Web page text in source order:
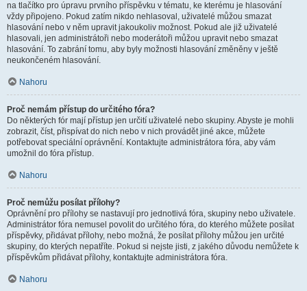
na tlačítko pro úpravu prvního příspěvku v tématu, ke kterému je hlasování
vždy připojeno. Pokud zatím nikdo nehlasoval, uživatelé můžou smazat
hlasování nebo v něm upravit jakoukoliv možnost. Pokud ale již uživatelé
hlasovali, jen administrátoři nebo moderátoři můžou upravit nebo smazat
hlasování. To zabrání tomu, aby byly možnosti hlasování změněny v ještě
neukončeném hlasování.
Nahoru
Proč nemám přístup do určitého fóra?
Do některých fór mají přístup jen určití uživatelé nebo skupiny. Abyste je mohli
zobrazit, číst, přispívat do nich nebo v nich provádět jiné akce, můžete
potřebovat speciální oprávnění. Kontaktujte administrátora fóra, aby vám
umožnil do fóra přístup.
Nahoru
Proč nemůžu posílat přílohy?
Oprávnění pro přílohy se nastavují pro jednotlivá fóra, skupiny nebo uživatele.
Administrátor fóra nemusel povolit do určitého fóra, do kterého můžete posílat
příspěvky, přidávat přílohy, nebo možná, že posílat přílohy můžou jen určité
skupiny, do kterých nepatříte. Pokud si nejste jisti, z jakého důvodu nemůžete k
příspěvkům přidávat přílohy, kontaktujte administrátora fóra.
Nahoru